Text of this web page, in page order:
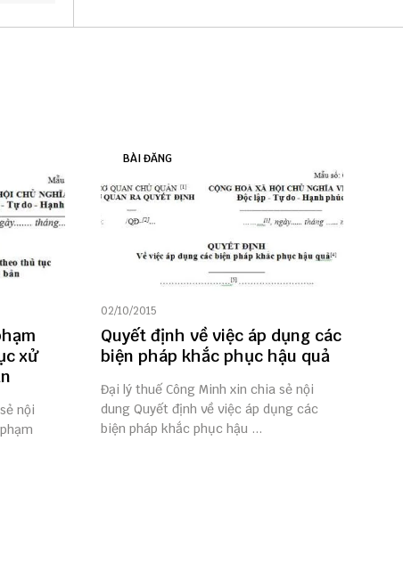
xử
nội
BÀI ĐĂNG
02/10/2015
Quyết định về việc áp dụng các
biện pháp khắc phục hậu quả
Đại lý thuế Công Minh xin chia sẻ nội
dung Quyết định về việc áp dụng các
biện pháp khắc phục hậu ...